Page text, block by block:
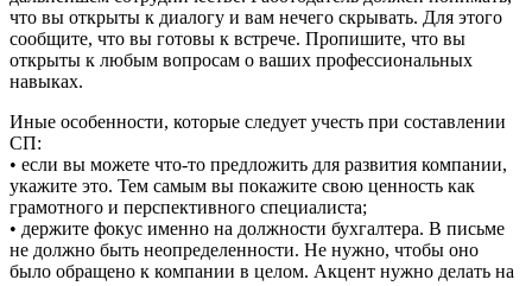
что вы открыты к диалогу и вам нечего скрывать. Для этого
сообщите, что вы готовы к встрече. Пропишите, что вы
открыты к любым вопросам о ваших профессиональных
навыках.
Иные особенности, которые следует учесть при составлении
СП:
• если вы можете что-то предложить для развития компании,
укажите это. Тем самым вы покажите свою ценность как
грамотного и перспективного специалиста;
• держите фокус именно на должности бухгалтера. В письме
не должно быть неопределенности. Не нужно, чтобы оно
было обращено к компании в целом. Акцент нужно делать на